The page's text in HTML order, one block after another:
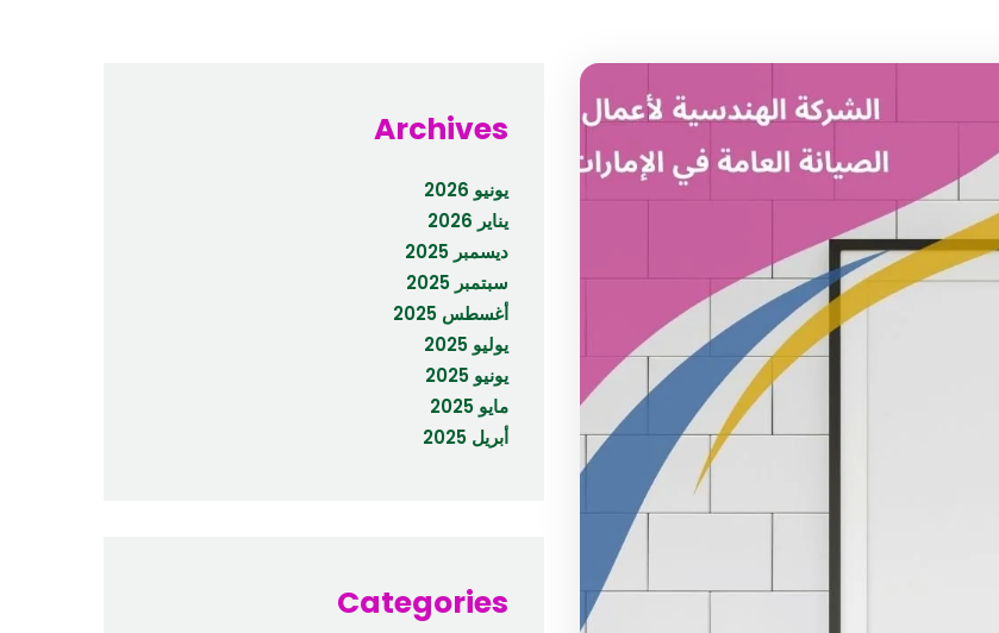
Archives
يونيو 2026
يناير 2026
ديسمبر 2025
سبتمبر 2025
أغسطس 2025
يوليو 2025
يونيو 2025
مايو 2025
أبريل 2025
Categories